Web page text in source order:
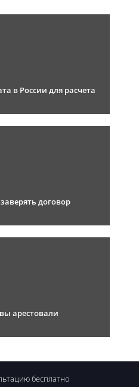
в России для расчета
договор
арестовали
бесплатно